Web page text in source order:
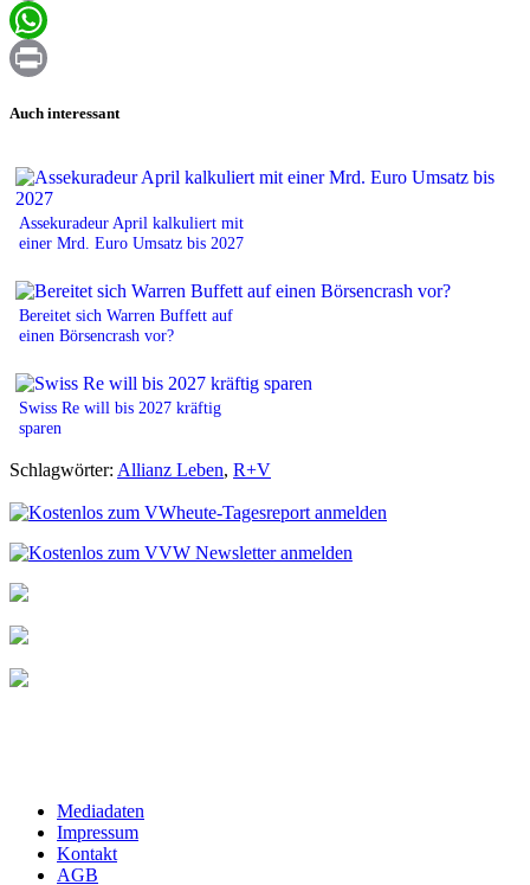
Email
WhatsApp
Auch interessant
Assekuradeur April kalkuliert mit
einer Mrd. Euro Umsatz bis 2027
Bereitet sich Warren Buffett auf
einen Börsencrash vor?
Swiss Re will bis 2027 kräftig
sparen
Schlagwörter: Allianz Leben, R+V
Mediadaten
Impressum
Kontakt
AGB